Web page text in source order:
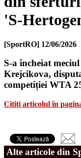
'S-
[SportRO] 12/06/2026
S-a încheiat
Krejcikova,
competiției WTA
Citiți articolul în
Alte articole din